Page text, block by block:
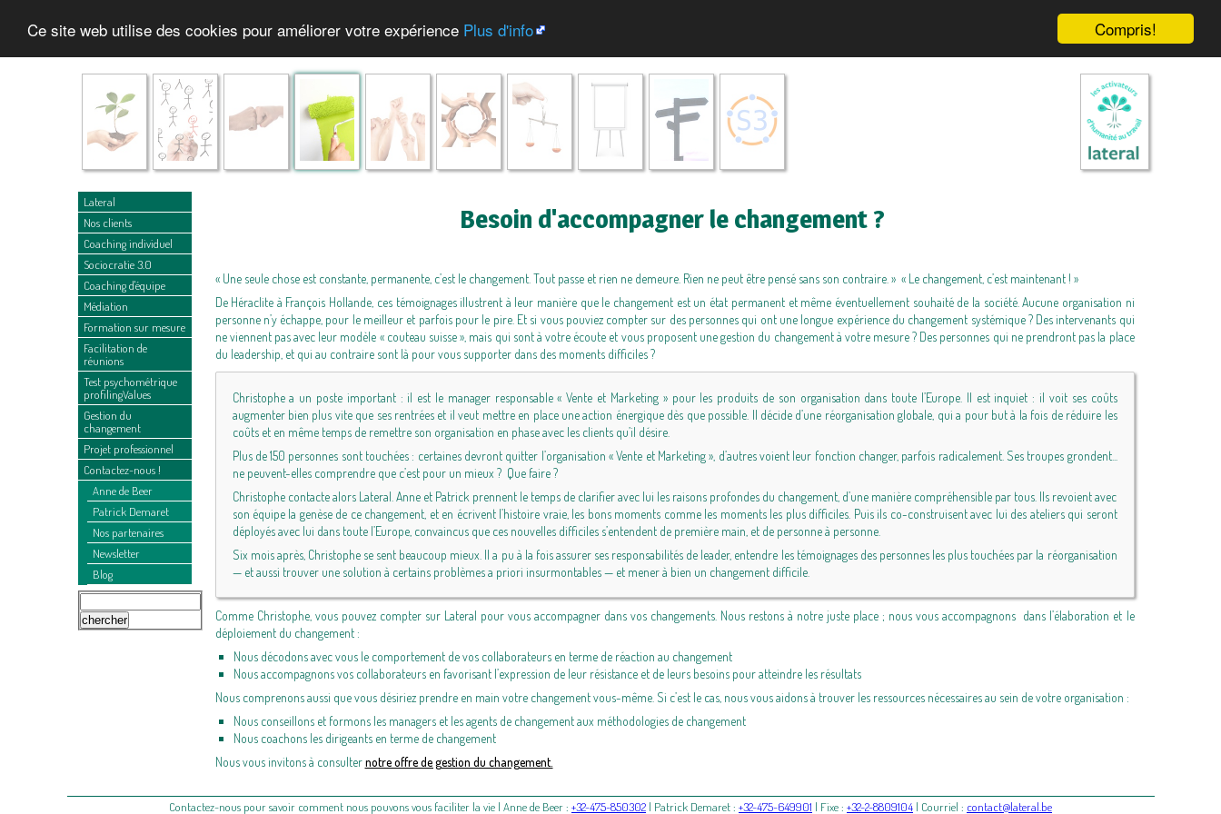
Compris!
Ce site web utilise des cookies pour améliorer votre expérience Plus d'info
Lateral
Nos clients
Coaching individuel
Sociocratie 3.0
Coaching d'équipe
Médiation
Formation sur mesure
Facilitation de
réunions
Test psychométrique
profilingValues
Gestion du
changement
Projet professionnel
Contactez-nous !
Anne de Beer
Patrick Demaret
Nos partenaires
Newsletter
Blog
Besoin d'accompagner le changement ?
« Une seule chose est constante, permanente, c’est le changement. Tout passe et rien ne demeure. Rien ne peut être pensé sans son contraire. » « Le changement, c’est maintenant ! »
De Héraclite à François Hollande, ces témoignages illustrent à leur manière que le changement est un état permanent et même éventuellement souhaité de la société. Aucune organisation ni
personne n’y échappe, pour le meilleur et parfois pour le pire. Et si vous pouviez compter sur des personnes qui ont une longue expérience du changement systémique ? Des intervenants qui
ne viennent pas avec leur modèle « couteau suisse », mais qui sont à votre écoute et vous proposent une gestion du changement à votre mesure ? Des personnes qui ne prendront pas la place
du leadership, et qui au contraire sont là pour vous supporter dans des moments difficiles ?
Christophe a un poste important : il est le manager responsable « Vente et Marketing » pour les produits de son organisation dans toute l’Europe. Il est inquiet : il voit ses coûts
augmenter bien plus vite que ses rentrées et il veut mettre en place une action énergique dès que possible. Il décide d’une réorganisation globale, qui a pour but à la fois de réduire les
coûts et en même temps de remettre son organisation en phase avec les clients qu’il désire.
Plus de 150 personnes sont touchées : certaines devront quitter l’organisation « Vente et Marketing », d’autres voient leur fonction changer, parfois radicalement. Ses troupes grondent...
ne peuvent-elles comprendre que c’est pour un mieux ? Que faire ?
Christophe contacte alors Lateral. Anne et Patrick prennent le temps de clarifier avec lui les raisons profondes du changement, d’une manière compréhensible par tous. Ils revoient avec
son équipe la genèse de ce changement, et en écrivent l’histoire vraie, les bons moments comme les moments les plus difficiles. Puis ils co-construisent avec lui des ateliers qui seront
déployés avec lui dans toute l’Europe, convaincus que ces nouvelles difficiles s’entendent de première main, et de personne à personne.
Six mois après, Christophe se sent beaucoup mieux. Il a pu à la fois assurer ses responsabilités de leader, entendre les témoignages des personnes les plus touchées par la réorganisation
— et aussi trouver une solution à certains problèmes a priori insurmontables — et mener à bien un changement difficile.
Comme Christophe, vous pouvez compter sur Lateral pour vous accompagner dans vos changements. Nous restons à notre juste place ; nous vous accompagnons dans l’élaboration et le
déploiement du changement :
Nous décodons avec vous le comportement de vos collaborateurs en terme de réaction au changement
Nous accompagnons vos collaborateurs en favorisant l’expression de leur résistance et de leurs besoins pour atteindre les résultats
Nous comprenons aussi que vous désiriez prendre en main votre changement vous-même. Si c’est le cas, nous vous aidons à trouver les ressources nécessaires au sein de votre organisation :
Nous conseillons et formons les managers et les agents de changement aux méthodologies de changement
Nous coachons les dirigeants en terme de changement
Nous vous invitons à consulternotre offre de gestion du changement.
Contactez-nous pour savoir comment nous pouvons vous faciliter la vie | Anne de Beer: +32-475-850302 | Patrick Demaret: +32-475-649901 | Fixe : +32-2-8809104 | Courriel : contact@lateral.be